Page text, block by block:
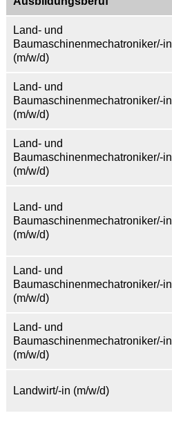
Land- und
Baumaschinenmechatroniker/-in
(m/w/d)
Land- und
Baumaschinenmechatroniker/-in
(m/w/d)
Land- und
Baumaschinenmechatroniker/-in
(m/w/d)
Land- und
Baumaschinenmechatroniker/-in
(m/w/d)
Land- und
Baumaschinenmechatroniker/-in
(m/w/d)
Land- und
Baumaschinenmechatroniker/-in
(m/w/d)
Landwirt/-in (m/w/d)